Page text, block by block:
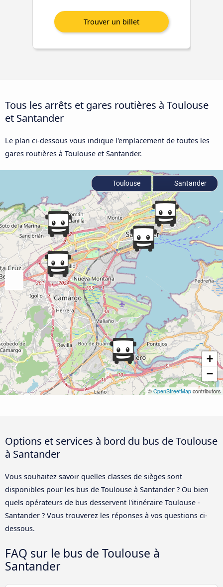
Tous les arrêts et gares routières à Toulouse
et Santander
Le plan ci-dessous vous indique l'emplacement de toutes les
gares routières à Toulouse et Santander.
+
−
© OpenStreetMap contributors
Toulouse Santander
Options et services à bord du bus de Toulouse
à Santander
Vous souhaitez savoir quelles classes de sièges sont
disponibles pour les bus de Toulouse à Santander ? Ou bien
quels opérateurs de bus desservent l'itinéraire Toulouse -
Santander ? Vous trouverez les réponses à vos questions ci-
dessous.
FAQ sur le bus de Toulouse à
Santander